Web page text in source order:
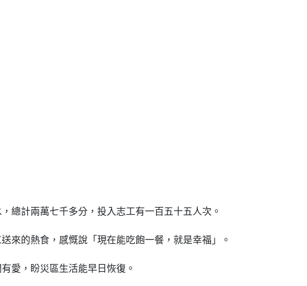
總計兩萬七千多分，投入志工有一百五十五人次。
來的熱食，感慨說「現在能吃飽一餐，就是幸福」。
愛，盼災區生活能早日恢復。